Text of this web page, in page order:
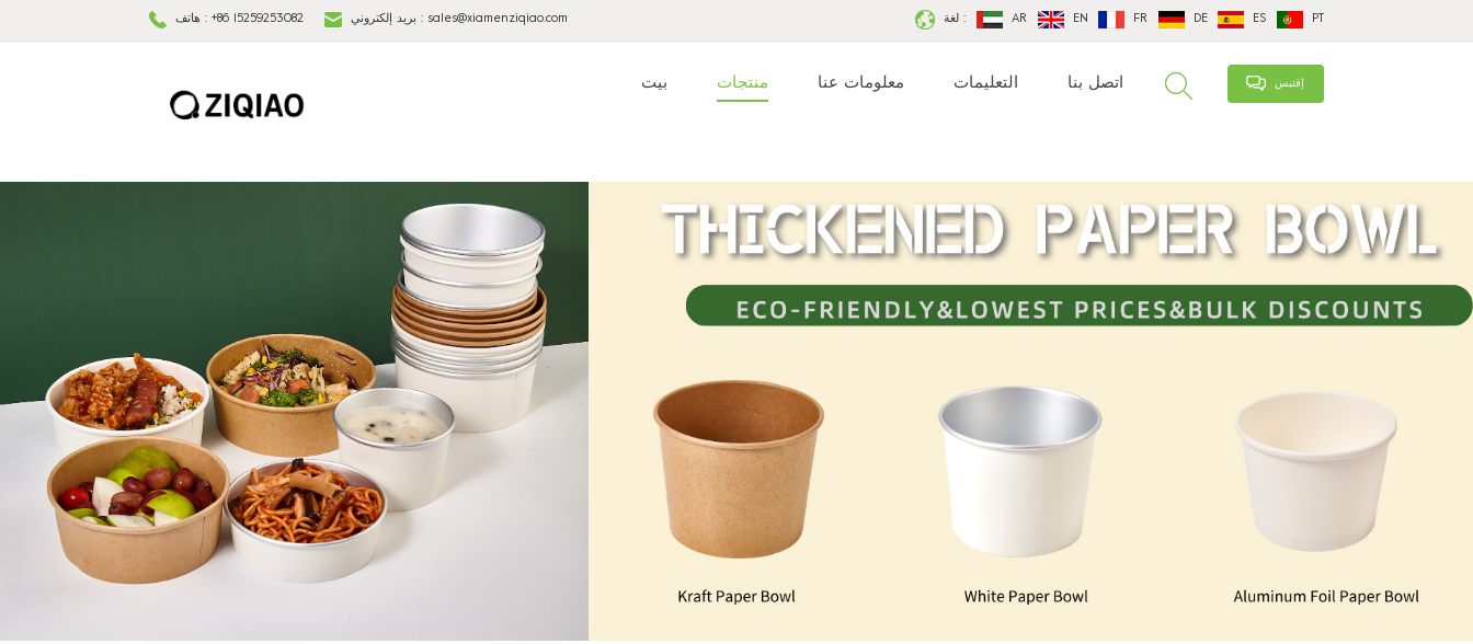
هاتف : +86 15259253082 بريد إلكتروني : sales@xiamenziqiao.com لغة : AR EN FR DE ES PT
إقتبس بيت منتجات معلومات عنا التعليمات اتصل بنا